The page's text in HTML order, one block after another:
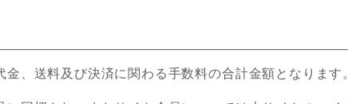
、送料及び決済に関わる手数料の合計金額となります。